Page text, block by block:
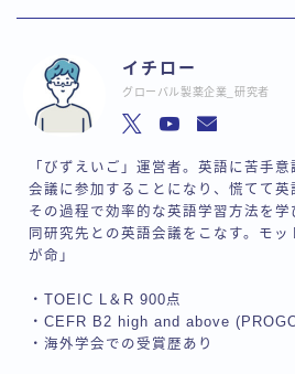
イチロー
グローバル製薬企業_研究者
「びずえいご」運営者。英語に苦手
会議に参加することになり、慌てて英
その過程で効率的な英語学習方法を
同研究先との英語会議をこなす。モ
が命」
・TOEIC L＆R 900点
・CEFR B2 high and above
・海外学会での受賞歴あり